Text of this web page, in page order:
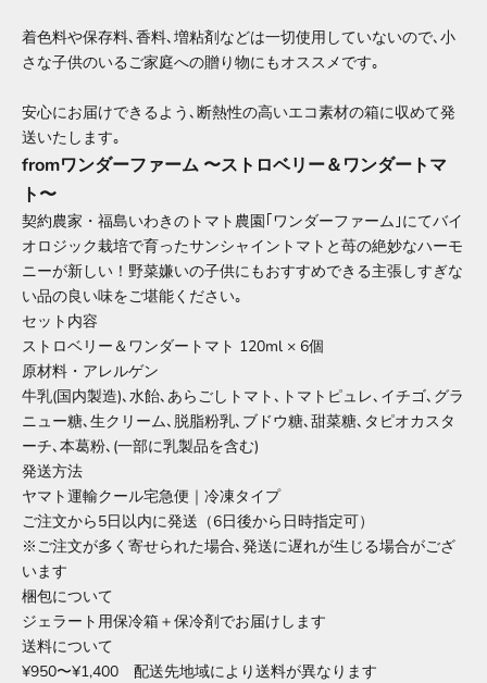
着色料や保存料､香料､増粘剤などは一切使用していないので､小
さな子供のいるご家庭への贈り物にもオススメです｡
安心にお届けできるよう､断熱性の高いエコ素材の箱に収めて発
送いたします｡
fromワンダーファーム 〜ストロベリー＆ワンダートマ
ト〜
契約農家・福島いわきのトマト農園｢ワンダーファーム｣にてバイ
オロジック栽培で育ったサンシャイントマトと苺の絶妙なハーモ
ニーが新しい！野菜嫌いの子供にもおすすめできる主張しすぎな
い品の良い味をご堪能ください｡
セット内容
ストロベリー＆ワンダートマト 120ml × 6個
原材料・アレルゲン
牛乳(国内製造)､水飴､あらごしトマト､トマトピュレ､イチゴ､グラ
ニュー糖､生クリーム､脱脂粉乳､ブドウ糖､甜菜糖､タピオカスタ
ーチ､本葛粉､(一部に乳製品を含む)
発送方法
ヤマト運輸クール宅急便｜冷凍タイプ
ご注文から5日以内に発送（6日後から日時指定可）
※ご注文が多く寄せられた場合､発送に遅れが生じる場合がござ
います
梱包について
ジェラート用保冷箱＋保冷剤でお届けします
送料について
¥950〜¥1,400 配送先地域により送料が異なります